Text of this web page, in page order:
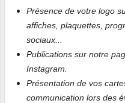
Présence de votre logo
affiches, plaquettes,
sociaux...
Publications sur notre
Instagram.
Présentation de vos
communication lors des